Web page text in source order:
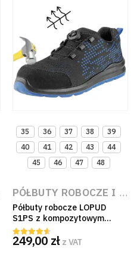
,BUTY ROBOCZE
35 36 37 38
39
40
41 42 43
44
45
46 47 48
PÓŁBUTY ROBOCZE I OCHRONNE
Półbuty robocze LOPUD
S1PS z kompozytowym
podnoskiem CXS i wkładką
Dyna-Flex
4.50out of 5
249,00 zł z VAT